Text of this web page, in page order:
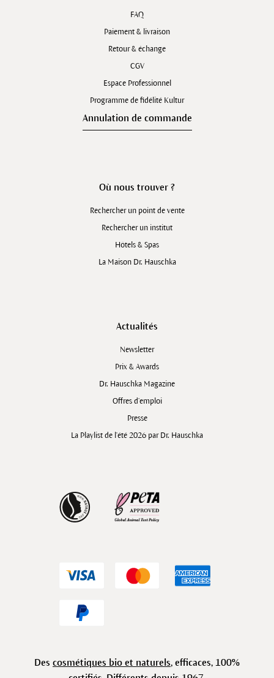
FAQ
Paiement & livraison
Retour & échange
CGV
Espace Professionnel
Programme de fidélité Kultur
Annulation de commande
Où nous trouver ?
Rechercher un point de vente
Rechercher un institut
Hôtels & Spas
La Maison Dr. Hauschka
Actualités
Newsletter
Prix & Awards
Dr. Hauschka Magazine
Offres d’emploi
Presse
La Playlist de l'été 2026 par Dr. Hauschka
Des cosmétiques bio et naturels, efficaces, 100%